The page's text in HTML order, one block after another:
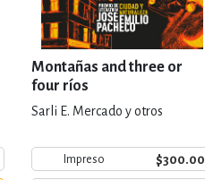
Montañas and three or
four ríos
Sarli E. Mercado y otros
Impreso $300.00